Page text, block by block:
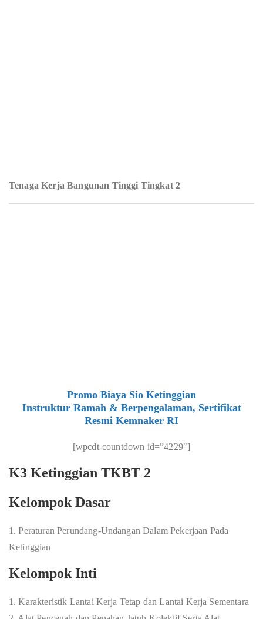
Tenaga Kerja Bangunan Tinggi Tingkat 2
Promo Biaya Sio Ketinggian
Instruktur Ramah & Berpengalaman, Sertifikat
Resmi Kemnaker RI
[wpcdt-countdown id=”4229″]
K3 Ketinggian TKBT 2
Kelompok Dasar
1. Peraturan Perundang-Undangan Dalam Pekerjaan Pada
Ketinggian
Kelompok Inti
1. Karakteristik Lantai Kerja Tetap dan Lantai Kerja Sementara